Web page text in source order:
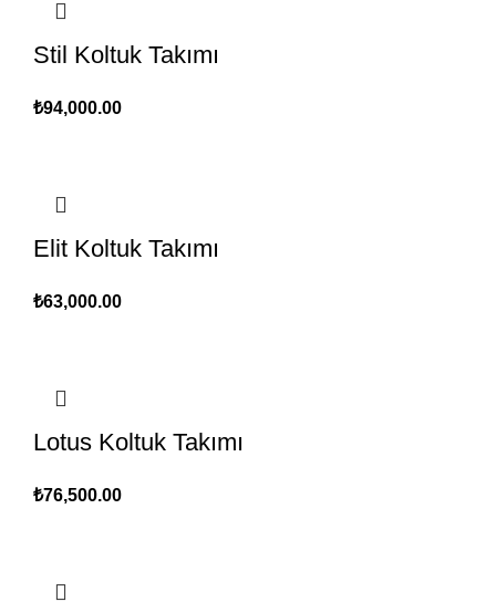
Stil Koltuk Takımı
₺94,000.00
Elit Koltuk Takımı
₺63,000.00
Lotus Koltuk Takımı
₺76,500.00